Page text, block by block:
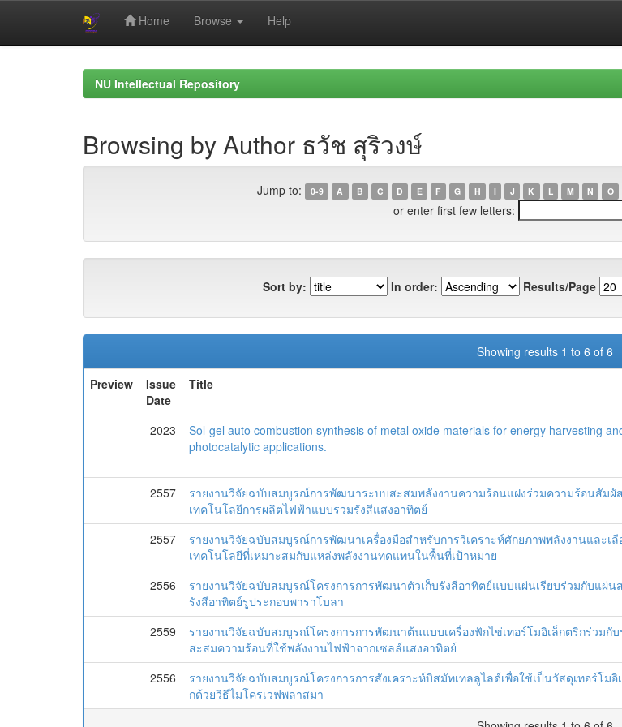
Home Browse Help
NU Intellectual Repository
Browsing by Author ธวัช สุริวงษ์
Jump to: 0-9 A B C D E F G H I J K L M N O
or enter first few letters:
Sort by: In order: Results/Page
Showing results 1 to 6 of 6
Preview
Issue
Date
Title
2023
Sol-gel auto combustion synthesis of metal oxide materials for energy harvesting
photocatalytic applications.
2557
รายงานวิจัยฉบับสมบูรณ์การพัฒนาระบบสะสมพลังงานความร้อนแฝงร่วมความร้อนสัมผั
เทคโนโลยีการผลิตไฟฟ้าแบบรวมรังสีแสงอาทิตย์
2557
รายงานวิจัยฉบับสมบูรณ์การพัฒนาเครื่องมือสำหรับการวิเคราะห์ศักยภาพพลังงานและเลื
เทคโนโลยีที่เหมาะสมกับแหล่งพลังงานทดแทนในพื้นที่เป้าหมาย
2556
รายงานวิจัยฉบับสมบูรณ์โครงการการพัฒนาตัวเก็บรังสีอาทิตย์แบบแผ่นเรียบร่วมกับแผ่น
รังสีอาทิตย์รูประกอบพาราโบลา
2559
รายงานวิจัยฉบับสมบูรณ์โครงการการพัฒนาต้นแบบเครื่องฟักไข่เทอร์โมอิเล็กตริกร่วมกั
สะสมความร้อนที่ใช้พลังงานไฟฟ้าจากเซลล์แสงอาทิตย์
2556
รายงานวิจัยฉบับสมบูรณ์โครงการการสังเคราะห์บิสมัทเทลลูไลด์เพื่อใช้เป็นวัสดุเทอร์โมอิ
กด้วยวิธีไมโครเวฟพลาสมา